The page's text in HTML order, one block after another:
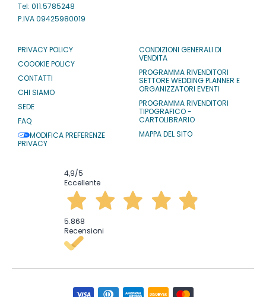
Tel: 011.5785248
P.IVA 09425980019
PRIVACY POLICY
COOOKIE POLICY
CONTATTI
CHI SIAMO
SEDE
FAQ
MODIFICA PREFERENZE
PRIVACY
CONDIZIONI GENERALI DI
VENDITA
PROGRAMMA RIVENDITORI
SETTORE WEDDING PLANNER E
ORGANIZZATORI EVENTI
PROGRAMMA RIVENDITORI
TIPOGRAFICO -
CARTOLIBRARIO
MAPPA DEL SITO
4,9/5
Eccellente
5.868
Recensioni